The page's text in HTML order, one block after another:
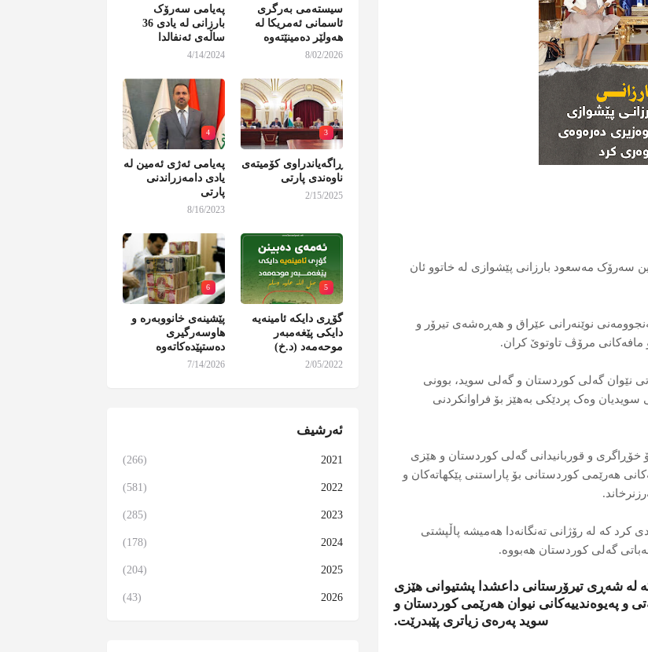
دووەمی ٢٠٢١ لە سەلاحەددین سەرۆک مەسعود بارزانی پێشوازی لە خاتوو ئان
نوێنەرانی عێراق و هەڕەشەی تیرۆر و
مافەکانی مرۆڤ تاوتوێ کران.
نێوان گەلی کوردستان و گەلی سوید، بوونی
وەک پردێکی بەهێز بۆ فراوانکردنی
خۆڕاگری و قوربانیدانی گەلی کوردستان و هێزی
هەرێمی کوردستانی بۆ پاراستنی پێکهاتەکان و
کرد کە لە رۆژانی تەنگانەدا هەمیشە پاڵپشتی
گەلی کوردستان هەبووە.
شەڕی تیرۆرستانی داعشدا پشتیوانی هێزی
و پەیوەندییەکانی نیوان هەرێمی کوردستان و
سوید پەرەی زیاتری پێبدرێت.
سیستەمی بەرگری
ئاسمانی ئەمریکا لە
هەولێر دەمینێتەوە
8/02/2026
پەیامی سەرۆک
بارزانی لە یادی 36
ساڵەی ئەنفالدا
4/14/2024
3
ڕاگەیاندراوی کۆمیتەی
ناوەندی پارتی
2/15/2025
4
پەیامی ئەژی ئەمین لە
یادی دامەزراندنی
پارتی
8/16/2023
5
گۆڕی دایکە ئامینەیە
دایکی پێغەمبەر
موحەمەد (د.خ)
2/05/2022
6
پێشینەی خانووبەرە و
هاوسەرگیری
دەستپێدەکاتەوە
7/14/2026
ئەرشیف
2021
(266)
2022
(581)
2023
(285)
2024
(178)
2025
(204)
2026
(43)